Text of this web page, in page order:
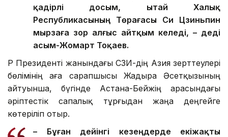
қадірлі досым, Қытай Халық
Республикасының Төрағасы Си Цзиньпин
мырзаға зор алғыс айтқым келеді, – деді
Қасым-Жомарт Тоқаев.
ҚР Президенті жанындағы ҚСЗИ-дің Азия зерттеулері
бөлімінің аға сарапшысы Жадыра Әсетқызының
айтуынша, бүгінде Астана-Бейжің арасындағы
әріптестік сапалық тұрғыдан жаңа деңгейге
көтеріліп отыр.
– Бұған дейінгі кезеңдерде екіжақты